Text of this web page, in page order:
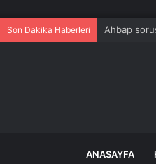
Son Dakika Haberleri Ahbap
ANASAYFA